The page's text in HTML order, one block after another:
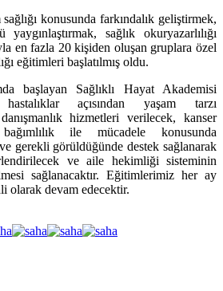
konusunda farkındalık geliştirmek,
sağlık okuryazarlılığı
en fazla 20 kişiden oluşan gruplara özel
eğitimleri başlatılmış oldu.
başlayan Sağlıklı Hayat Akademisi
açısından yaşam tarzı
hizmetleri verilecek, kanser
ile mücadele konusunda
ve gerekli görüldüğünde destek sağlanarak
ve aile hekimliği sisteminin
sağlanacaktır. Eğitimlerimiz her ay
olarak devam edecektir.